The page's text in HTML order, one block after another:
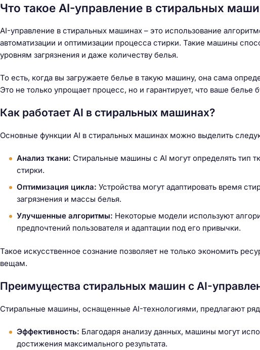
Что такое AI-управление в стиральных
AI-управление в стиральных машинах – это использование
автоматизации и оптимизации процесса стирки. Такие машины
уровням загрязнения и даже количеству белья.
То есть, когда вы загружаете белье в такую машину, она сама
Это не только упрощает процесс, но и гарантирует, что ваше
Как работает AI в стиральных машинах?
Основные функции AI в стиральных машинах можно выделить
Анализ ткани: Стиральные машины с AI могут определять тип
стирки.
Оптимизация цикла: Устройства могут адаптировать время
загрязнения и массы белья.
Улучшенные алгоритмы: Некоторые модели используют
предпочтений пользователя и адаптации под его привычки.
Такое искусственное сознание позволяет не только экономить
вещам.
Преимущества стиральных машин с AI-
Стиральные машины, оснащенные AI-технологиями, предлагают
Эффективность: Благодаря анализу данных, машины могут
достижения максимального результата.
Н
й
и